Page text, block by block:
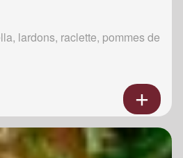
lardons, raclette, pommes de